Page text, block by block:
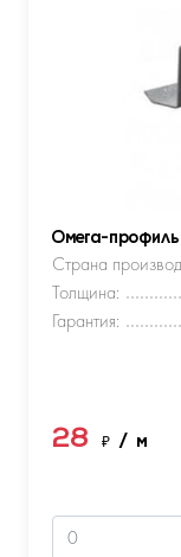
Омега-
Страна
Толщина:
Гарантия:
28 ₽ / м